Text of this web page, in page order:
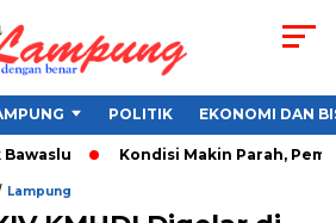
POLITIK EKONOMI DAN
Kondisi Makin Parah,
Lampung